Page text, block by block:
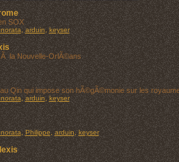
SOX
,arduin ,keyser
la Nouvelle-OrlÃ©ans
Qin qui impose son hÃ©gÃ©monie sur les
,arduin ,keyser
,Philippe arduin,keyser